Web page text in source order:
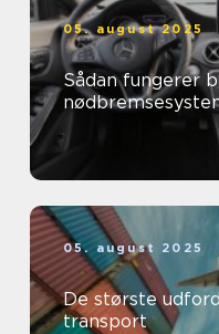
05. august 2025
Sådan fungerer
05. august 2025
De største
transport